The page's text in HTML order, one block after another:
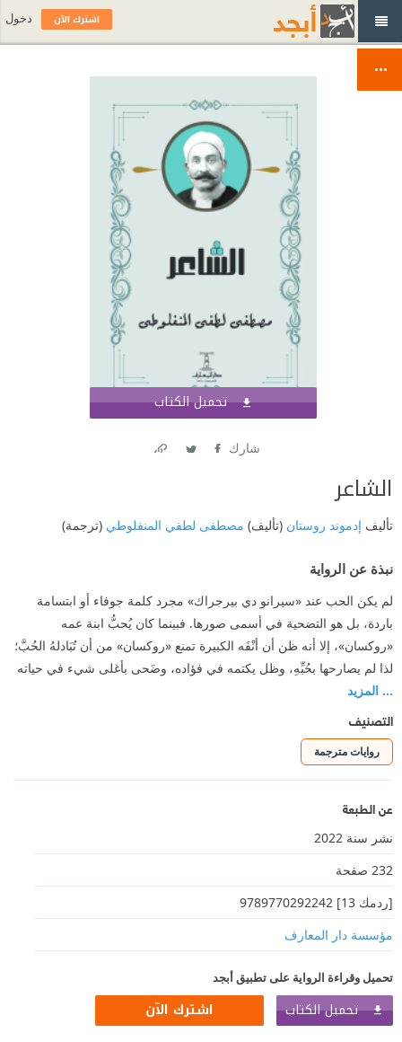
تحميل الكتاب
شارك
الشاعر
تأليف إدموند روستان (تأليف) مصطفى لطفي المنفلوطي (ترجمة)
نبذة عن الرواية
لم يكن الحب عند «سيرانو دي بيرجراك» مجرد كلمة جوفاء أو ابتسامة
باردة، بل هو التضحية في أسمى صورها. فبينما كان يُحبُّ ابنة عمه
«روكسان»، إلا أنه ظن أن أنْفَه الكبيرة تمنع «روكسان» من أن تُبَادلهُ الحُبَّ؛
لذا لم يصارحها بحُبِّهِ، وظل يكتمه في فؤاده، وضَحى بأغلى شيء في حياته
... المزيد
التصنيف
روايات مترجمة
عن الطبعة
نشر سنة 2022
232 صفحة
[ردمك 13] 9789770292242
مؤسسة دار المعارف
تحميل وقراءة الرواية على تطبيق أبجد
تحميل الكتاب اشترك الآن
اشترك الآن دخول